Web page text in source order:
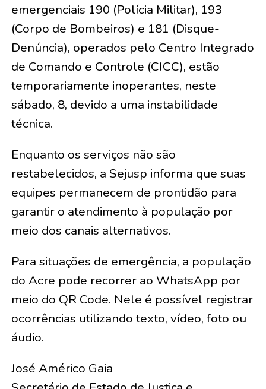
emergenciais 190 (Polícia Militar), 193
(Corpo de Bombeiros) e 181 (Disque-
Denúncia), operados pelo Centro Integrado
de Comando e Controle (CICC), estão
temporariamente inoperantes, neste
sábado, 8, devido a uma instabilidade
técnica.
Enquanto os serviços não são
restabelecidos, a Sejusp informa que suas
equipes permanecem de prontidão para
garantir o atendimento à população por
meio dos canais alternativos.
Para situações de emergência, a população
do Acre pode recorrer ao WhatsApp por
meio do QR Code. Nele é possível registrar
ocorrências utilizando texto, vídeo, foto ou
áudio.
José Américo Gaia